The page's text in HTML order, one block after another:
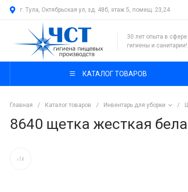
г. Тула, Октябрьская ул, зд. 48б, этаж 5, помещ. 23,24
30 лет опыта в сфере
гигиены и санитарии!
КАТАЛОГ ТОВАРОВ
Главная / Каталог товаров / Инвентарь для уборки /
8640 щетка жесткая